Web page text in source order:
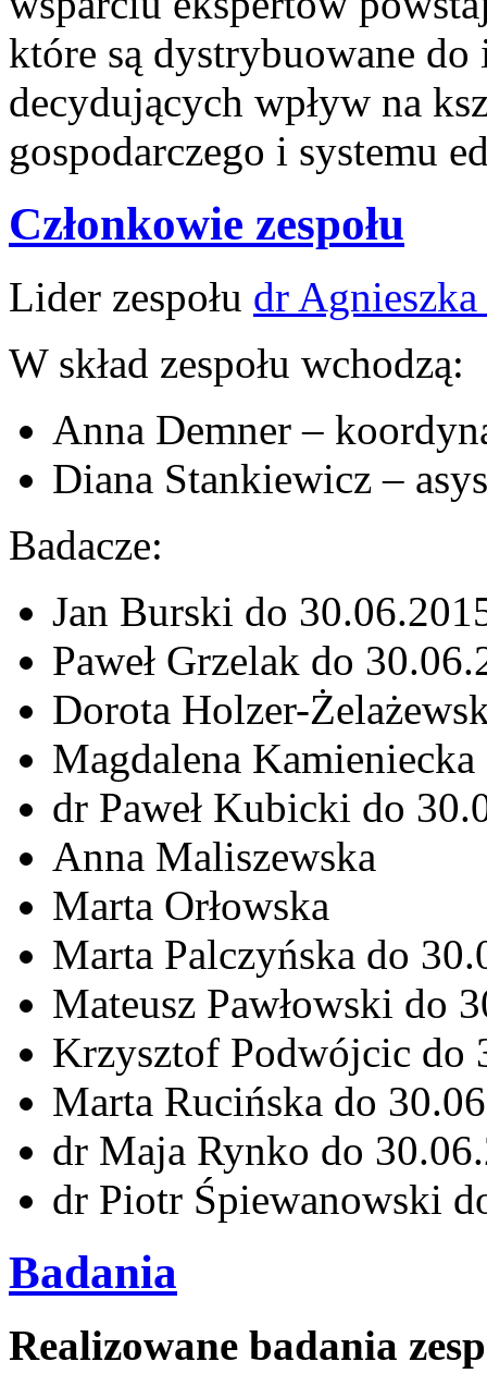
które są dystrybuowane
decydujących wpływ na
gospodarczego i systemu
Członkowie zespołu
Lider zespołu dr
W skład zespołu wchodzą:
Anna Demner –
Diana Stankiewicz –
Badacze:
Jan Burski do
Paweł Grzelak do
Dorota Holzer-
Magdalena Kamieniecka
dr Paweł Kubicki do
Anna Maliszewska
Marta Orłowska
Marta Palczyńska do
Mateusz Pawłowski do
Krzysztof Podwójcic do
Marta Rucińska do
dr Maja Rynko do
dr Piotr Śpiewanowski
Badania
Realizowane badania